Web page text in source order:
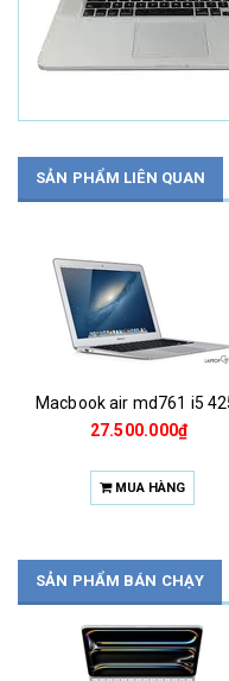
SẢN PHẨM LIÊN QUAN
Macbook air md761 i5 4250u (1.3) 4g 256g ssd 13.3''
Liên hệ
SẢN PHẨM BÁN CHẠY